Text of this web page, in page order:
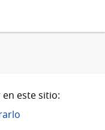
este sitio: